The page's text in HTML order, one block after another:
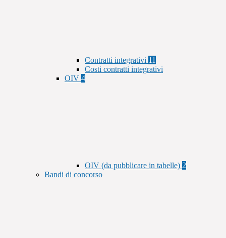
Contratti integrativi 11
Costi contratti integrativi
OIV 4
OIV (da pubblicare in tabelle) 2
Bandi di concorso